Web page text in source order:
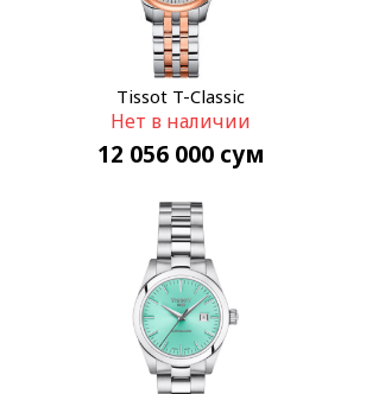
Tissot T-Classic
T41.2.183.16
Нет в наличии
12 056 000 сум